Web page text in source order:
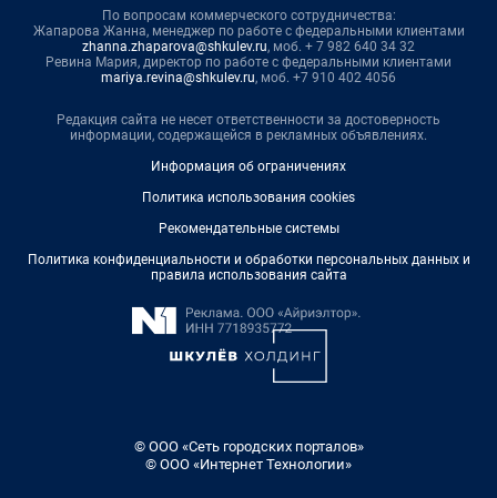
По вопросам коммерческого сотрудничества:
Жапарова Жанна, менеджер по работе с федеральными клиентами
zhanna.zhaparova@shkulev.ru, моб. + 7 982 640 34 32
Ревина Мария, директор по работе с федеральными клиентами
mariya.revina@shkulev.ru, моб. +7 910 402 4056
Редакция сайта не несет ответственности за достоверность
информации, содержащейся в рекламных объявлениях.
Информация об ограничениях
Политика использования cookies
Рекомендательные системы
Политика конфиденциальности и обработки персональных данных и
правила использования сайта
© ООО «Сеть городских порталов»
© ООО «Интернет Технологии»